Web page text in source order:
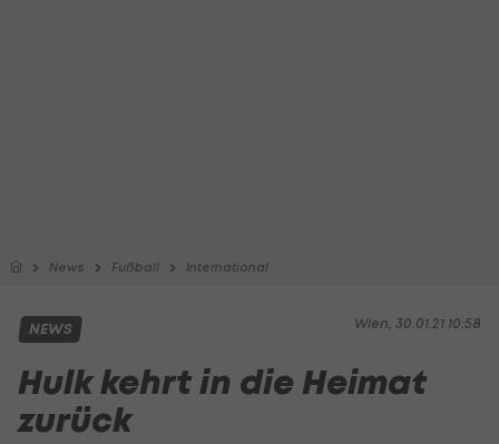
News Fußball International
Wien, 30.01.21 10:58
NEWS
Hulk kehrt in die Heimat
zurück